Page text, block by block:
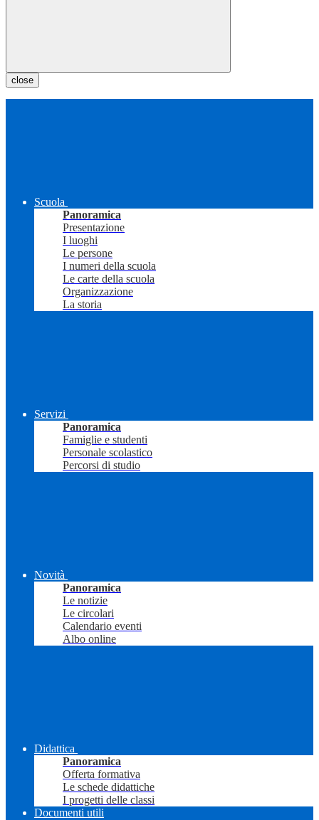
close
Scuola
Panoramica
Presentazione
I luoghi
Le persone
I numeri della scuola
Le carte della scuola
Organizzazione
La storia
Servizi
Panoramica
Famiglie e studenti
Personale scolastico
Percorsi di studio
Novità
Panoramica
Le notizie
Le circolari
Calendario eventi
Albo online
Didattica
Panoramica
Offerta formativa
Le schede didattiche
I progetti delle classi
Documenti utili